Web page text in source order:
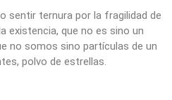
sentir ternura por la fragilidad de
existencia, que no es sino un
no somos sino partículas de un
polvo de estrellas.